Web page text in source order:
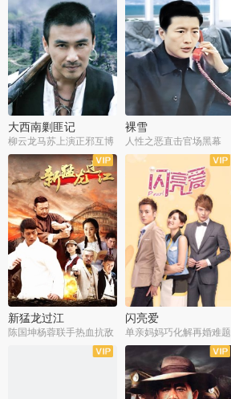
大西南剿匪记
柳云龙马苏上演正邪互博
裸雪
人性之恶直击官场黑幕
全36集
新猛龙过江
陈国坤杨蓉联手热血抗敌
全37集
闪亮爱
单亲妈妈巧化解再婚难题
全30集